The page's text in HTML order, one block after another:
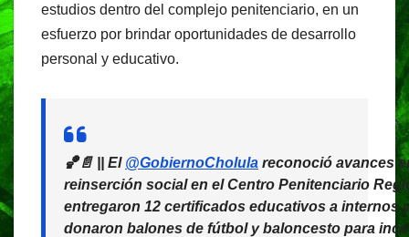
estudios dentro del complejo penitenciario, en un
esfuerzo por brindar oportunidades de desarrollo
personal y educativo.
🏀📄 || El @GobiernoCholula reconoció avances
reinserción social en el Centro Penitenciario
entregaron 12 certificados educativos a internos
donaron balones de fútbol y baloncesto para